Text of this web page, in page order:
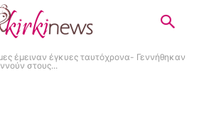
έμειναν έγκυες ταυτόχρονα- Γεννήθηκαν
στους...